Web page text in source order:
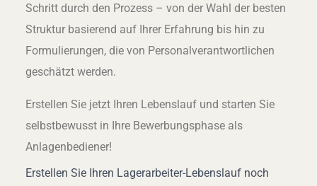
Schritt durch den Prozess – von der Wahl der besten
Struktur basierend auf Ihrer Erfahrung bis hin zu
Formulierungen, die von Personalverantwortlichen
geschätzt werden.
Erstellen Sie jetzt Ihren Lebenslauf und starten Sie
selbstbewusst in Ihre Bewerbungsphase als
Anlagenbediener!
Erstellen Sie Ihren Lagerarbeiter-Lebenslauf noch